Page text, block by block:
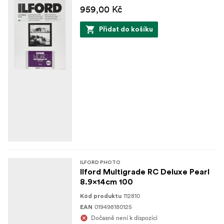
959,00 Kč
Přidat do košíku
ILFORD PHOTO
Ilford Multigrade RC Deluxe Pearl
8.9x14cm 100
Kód produktu 112810
EAN 019498180125
Dočasně není k dispozici